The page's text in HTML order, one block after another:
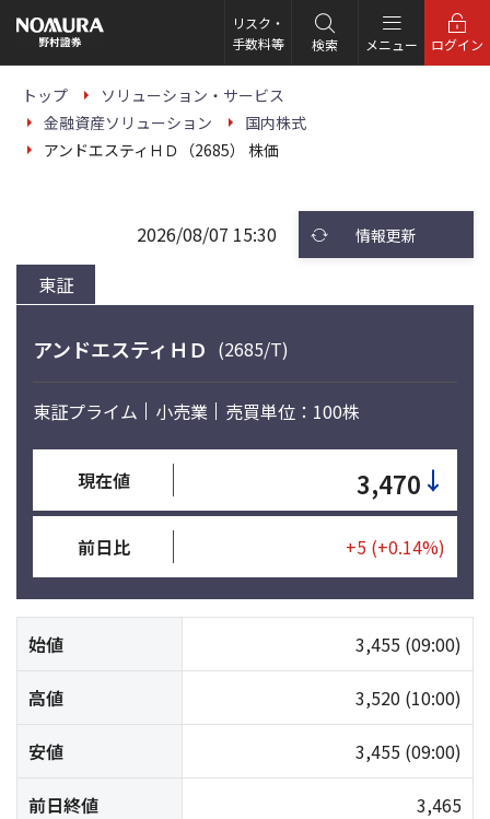
の
ー
リスク・
手数料等
検索 メニュー ログイン
トップ
ソリューション・サービス
金融資産ソリューション
国内株式
アンドエスティＨＤ（2685） 株価
東証
2026/08/07 15:30 情報更新
アンドエスティＨＤ (2685/T)
東証プライム 小売業 売買単位：100株
現在値 3,470 ↓
前日比 +5 (+0.14%)
始値 3,455 (09:00)
高値 3,520 (10:00)
安値 3,455 (09:00)
前日終値 3,465